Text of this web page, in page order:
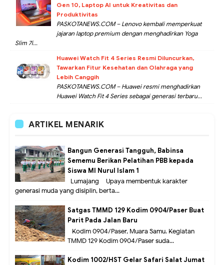
Gen 10, Laptop AI untuk Kreativitas dan
Produktivitas
PASKOTANEWS.COM – Lenovo kembali memperkuat
jajaran laptop premium dengan menghadirkan Yoga
Slim 7i...
Huawei Watch Fit 4 Series Resmi Diluncurkan,
Tawarkan Fitur Kesehatan dan Olahraga yang
Lebih Canggih
PASKOTANEWS.COM – Huawei resmi menghadirkan
Huawei Watch Fit 4 Series sebagai generasi terbaru...
ARTIKEL MENARIK
Bangun Generasi Tangguh, Babinsa
Sememu Berikan Pelatihan PBB kepada
Siswa MI Nurul Islam 1
Lumajang – Upaya membentuk karakter
generasi muda yang disiplin, berta...
Satgas TMMD 129 Kodim 0904/Paser Buat
Parit Pada Jalan Baru
Kodim 0904/Paser, Muara Samu. Kegiatan
TMMD 129 Kodim 0904/Paser suda...
Kodim 1002/HST Gelar Safari Salat Jumat